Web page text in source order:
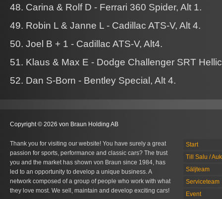
48. Carina & Rolf D - Ferrari 360 Spider, Alt 1.
49. Robin L & Janne L - Cadillac ATS-V, Alt 4.
50. Joel B + 1 - Cadillac ATS-V, Alt4.
51. Klaus & Max E - Dodge Challenger SRT
52. Dan S-Born - Bentley Special, Alt 4.
Copyright © 2026 von Braun Holding AB
Thank you for visiting our website! You have surely a great
passion for sports, performance and classic cars? The trust
you and the market has shown von Braun since 1984, has
led to an opportunity to develop a unique business. A
network composed of a group of people who work with what
they love most. We sell, maintain and develop exciting cars!
Start
Till Salu /
Säljteam
Serviceteam
Event